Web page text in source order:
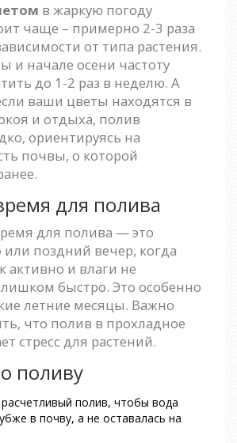
в жаркую погоду
чаще – примерно 2-3 раза
от типа растения.
и начале осени частоту
до 1-2 раз в неделю. А
ваши цветы находятся в
и отдыха, полив
ориентируясь на
почвы, о которой
для полива
для полива — это
или поздний вечер, когда
активно и влаги не
быстро. Это особенно
летние месяцы. Важно
что полив в прохладное
стресс для растений.
поливу
полив, чтобы вода
в почву, а не оставалась на